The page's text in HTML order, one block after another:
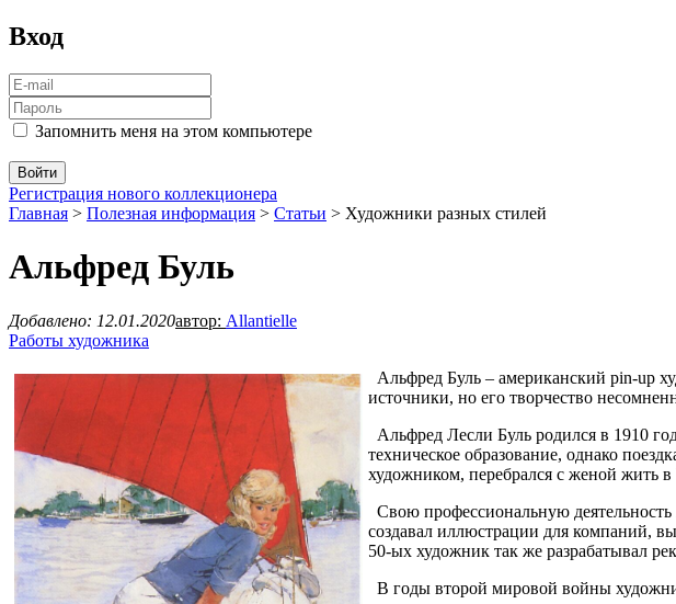
Вход
Запомнить меня на этом компьютере
Регистрация нового коллекционера
Главная > Полезная информация > Статьи > Художники разных стилей
Альфред Буль
Добавлено: 12.01.2020автор: Allantielle
Работы художника
Альфред Буль – американский pin-up
источники, но его творчество
Альфред Лесли Буль родился в 1910
техническое образование, однако
художником, перебрался с женой жить
Свою профессиональную
создавал иллюстрации для компаний,
50-ых художник так же разрабатывал
В годы второй мировой войны